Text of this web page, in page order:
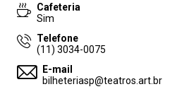
Cafeteria
Sim
Telefone
(11) 3034-0075
E-mail
bilheteriasp@teatros.art.br